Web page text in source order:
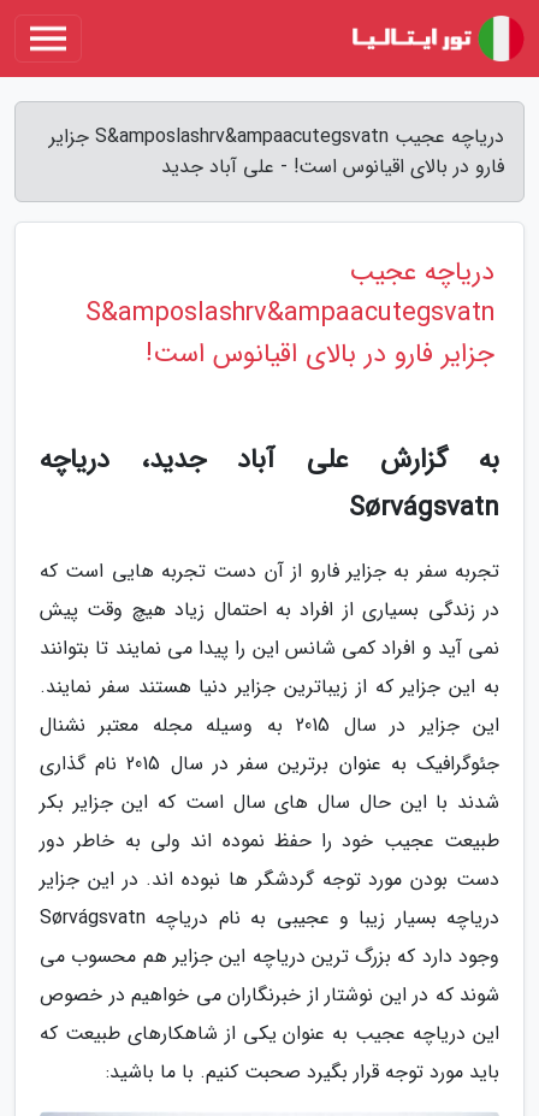
دریاچه عجیب S&amposlashrv&ampaacutegsvatn جزایر
فارو در بالای اقیانوس است! - علی آباد جدید
دریاچه عجیب
S&amposlashrv&ampaacutegsvatn
جزایر فارو در بالای اقیانوس است!
به گزارش علی آباد جدید، دریاچه
Sørvágsvatn
تجربه سفر به جزایر فارو از آن دست تجربه هایی است که
در زندگی بسیاری از افراد به احتمال زیاد هیچ وقت پیش
نمی آید و افراد کمی شانس این را پیدا می نمایند تا بتوانند
به این جزایر که از زیباترین جزایر دنیا هستند سفر نمایند.
این جزایر در سال 2015 به وسیله مجله معتبر نشنال
جئوگرافیک به عنوان برترین سفر در سال 2015 نام گذاری
شدند با این حال سال های سال است که این جزایر بکر
طبیعت عجیب خود را حفظ نموده اند ولی به خاطر دور
دست بودن مورد توجه گردشگر ها نبوده اند. در این جزایر
دریاچه بسیار زیبا و عجیبی به نام دریاچه Sørvágsvatn
وجود دارد که بزرگ ترین دریاچه این جزایر هم محسوب می
شوند که در این نوشتار از خبرنگاران می خواهیم در خصوص
این دریاچه عجیب به عنوان یکی از شاهکارهای طبیعت که
باید مورد توجه قرار بگیرد صحبت کنیم. با ما باشید: